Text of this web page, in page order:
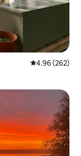
レビュー262
4.96 (262)